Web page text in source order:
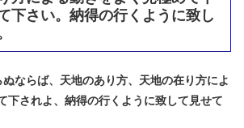
下さい。納得の行くように致し
ならば、天地のあり方、天地の在り方によ
下されよ、納得の行くように致して見せて